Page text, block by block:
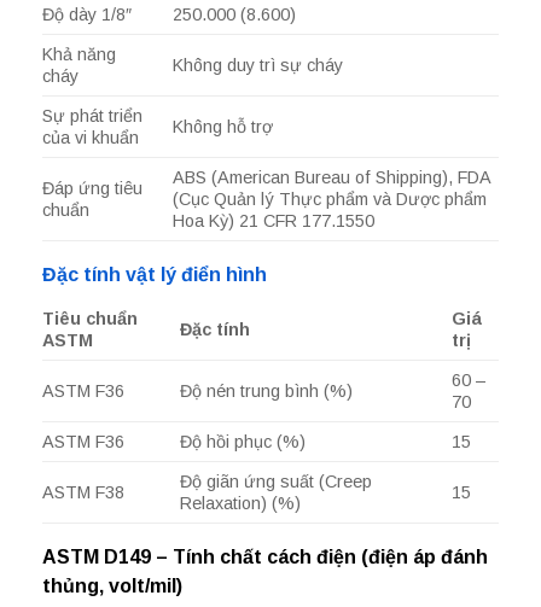
Độ dày 1/8″ 250.000 (8.600)
Khả năng
cháy
Không duy trì sự cháy
Sự phát triển
của vi khuẩn
Không hỗ trợ
Đáp ứng tiêu
chuẩn
ABS (American Bureau of Shipping), FDA
(Cục Quản lý Thực phẩm và Dược phẩm
Hoa Kỳ) 21 CFR 177.1550
Đặc tính vật lý điển hình
Tiêu chuẩn
ASTM
Đặc tính
Giá
trị
ASTM F36 Độ nén trung bình (%)
60 –
70
ASTM F36 Độ hồi phục (%) 15
ASTM F38
Độ giãn ứng suất (Creep
Relaxation) (%)
15
ASTM D149 – Tính chất cách điện (điện áp đánh
thủng, volt/mil)